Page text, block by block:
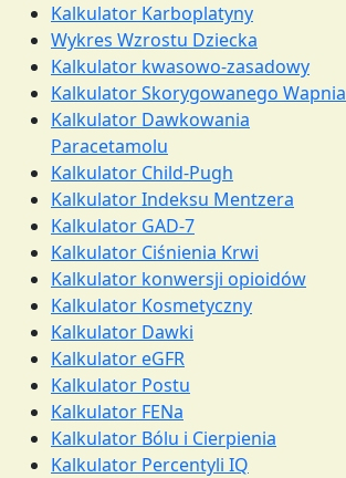
Kalkulator Karboplatyny
Wykres Wzrostu Dziecka
Kalkulator kwasowo-zasadowy
Kalkulator Skorygowanego Wapnia
Kalkulator Dawkowania
Paracetamolu
Kalkulator Child-Pugh
Kalkulator Indeksu Mentzera
Kalkulator GAD-7
Kalkulator Ciśnienia Krwi
Kalkulator konwersji opioidów
Kalkulator Kosmetyczny
Kalkulator Dawki
Kalkulator eGFR
Kalkulator Postu
Kalkulator FENa
Kalkulator Bólu i Cierpienia
Kalkulator Percentyli IQ